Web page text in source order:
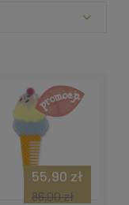
55,90 zł
86,00 zł